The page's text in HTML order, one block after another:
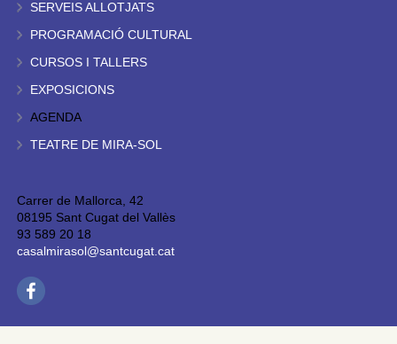
SERVEIS ALLOTJATS
PROGRAMACIÓ CULTURAL
CURSOS I TALLERS
EXPOSICIONS
AGENDA
TEATRE DE MIRA-SOL
Carrer de Mallorca, 42
08195 Sant Cugat del Vallès
93 589 20 18
casalmirasol@santcugat.cat